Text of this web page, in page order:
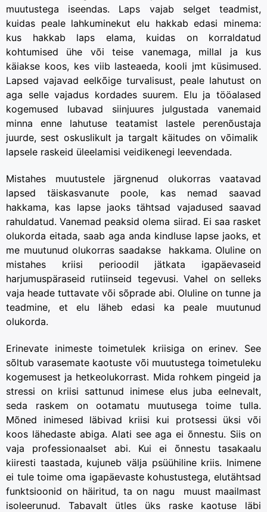
muutustega iseendas. Laps vajab selget teadmist,
kuidas peale lahkuminekut elu hakkab edasi minema:
kus hakkab laps elama, kuidas on korraldatud
kohtumised ühe või teise vanemaga, millal ja kus
käiakse koos, kes viib lasteaeda, kooli jmt küsimused.
Lapsed vajavad eelkõige turvalisust, peale lahutust on
aga selle vajadus kordades suurem. Elu ja tööalased
kogemused lubavad siinjuures julgustada vanemaid
minna enne lahutuse teatamist lastele perenõustaja
juurde, sest oskuslikult ja targalt käitudes on võimalik
lapsele raskeid üleelamisi veidikenegi leevendada.
Mistahes muutustele järgnenud olukorras vaatavad
lapsed täiskasvanute poole, kas nemad saavad
hakkama, kas lapse jaoks tähtsad vajadused saavad
rahuldatud. Vanemad peaksid olema siirad. Ei saa rasket
olukorda eitada, saab aga anda kindluse lapse jaoks, et
me muutunud olukorras saadakse hakkama. Oluline on
mistahes kriisi perioodil jätkata igapäevaseid
harjumuspäraseid rutiinseid tegevusi. Vahel on selleks
vaja heade tuttavate või sõprade abi. Oluline on tunne ja
teadmine, et elu läheb edasi ka peale muutunud
olukorda.
Erinevate inimeste toimetulek kriisiga on erinev. See
sõltub varasemate kaotuste või muutustega toimetuleku
kogemusest ja hetkeolukorrast. Mida rohkem pingeid ja
stressi on kriisi sattunud inimese elus juba eelnevalt,
seda raskem on ootamatu muutusega toime tulla.
Mõned inimesed läbivad kriisi kui protsessi üksi või
koos lähedaste abiga. Alati see aga ei õnnestu. Siis on
vaja professionaalset abi. Kui ei õnnestu tasakaalu
kiiresti taastada, kujuneb välja psüühiline kriis. Inimene
ei tule toime oma igapäevaste kohustustega, elutähtsad
funktsioonid on häiritud, ta on nagu muust maailmast
isoleerunud. Tabavalt ütles üks raske kaotuse läbi